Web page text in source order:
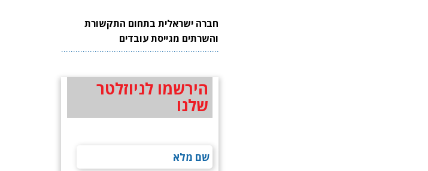
חברה ישראלית בתחום התקשורת
והשרתים מגייסת עובדים
הירשמו לניוזלטר
שלנו